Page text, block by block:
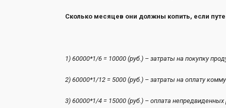
Сколько месяцев они должны копить, если
1) 60000*1/6 = 10000 (руб.) – затраты на
2) 60000*1/12 = 5000 (руб.) – затраты на
3) 60000*1/4 = 15000 (руб.) – оплата